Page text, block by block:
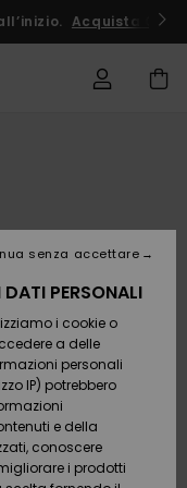
Acquista Ora
PERSONALI
i cookie o
a delle
personali
IP) potrebbero
e della
conoscere
i prodotti
senza accettare